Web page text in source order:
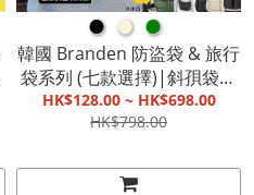
●●●
韓國 Branden 防盜袋 & 旅行
袋系列 (七款選擇)|斜孭袋、
卡片袋、旅行背包、多功能
可摺式背囊|雙向安全拉鍊|
料|一袋兩用【截單, 9月底發
HK$128.00 ~ HK$698.00
HK$798.00